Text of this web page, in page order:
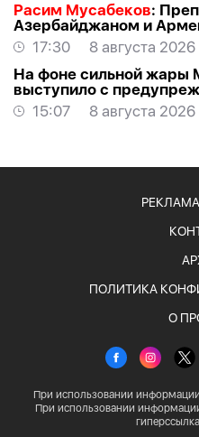
Расим Мусабеков:
Азербайджаном и
создавать проблемы
17:30
8 августа 2026
На фоне сильной жары
выступило с
15:07
8 августа 2026
ПОЛИТИКА
О
При использовании
При использовании